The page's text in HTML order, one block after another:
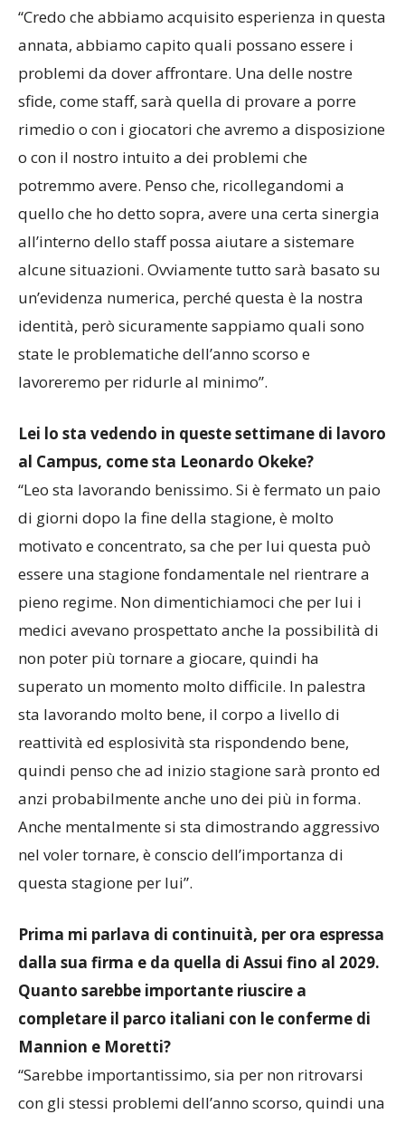
“Credo che abbiamo acquisito esperienza in questa
annata, abbiamo capito quali possano essere i
problemi da dover affrontare. Una delle nostre
sfide, come staff, sarà quella di provare a porre
rimedio o con i giocatori che avremo a disposizione
o con il nostro intuito a dei problemi che
potremmo avere. Penso che, ricollegandomi a
quello che ho detto sopra, avere una certa sinergia
all’interno dello staff possa aiutare a sistemare
alcune situazioni. Ovviamente tutto sarà basato su
un’evidenza numerica, perché questa è la nostra
identità, però sicuramente sappiamo quali sono
state le problematiche dell’anno scorso e
lavoreremo per ridurle al minimo”.
Lei lo sta vedendo in queste settimane di lavoro
al Campus, come sta Leonardo Okeke?
“Leo sta lavorando benissimo. Si è fermato un paio
di giorni dopo la fine della stagione, è molto
motivato e concentrato, sa che per lui questa può
essere una stagione fondamentale nel rientrare a
pieno regime. Non dimentichiamoci che per lui i
medici avevano prospettato anche la possibilità di
non poter più tornare a giocare, quindi ha
superato un momento molto difficile. In palestra
sta lavorando molto bene, il corpo a livello di
reattività ed esplosività sta rispondendo bene,
quindi penso che ad inizio stagione sarà pronto ed
anzi probabilmente anche uno dei più in forma.
Anche mentalmente si sta dimostrando aggressivo
nel voler tornare, è conscio dell’importanza di
questa stagione per lui”.
Prima mi parlava di continuità, per ora espressa
dalla sua firma e da quella di Assui fino al 2029.
Quanto sarebbe importante riuscire a
completare il parco italiani con le conferme di
Mannion e Moretti?
“Sarebbe importantissimo, sia per non ritrovarsi
con gli stessi problemi dell’anno scorso, quindi una